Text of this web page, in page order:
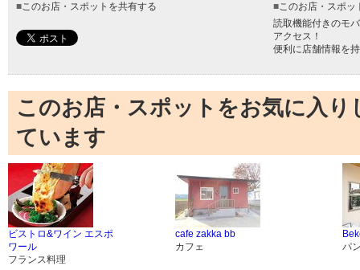
■このお店・スポットを共有する ■このお店・スポッ
読取機能付きのモ
アクセス！
便利に店舗情報を
このお店・スポットをお気に入
ています
ビストロ&ワイン エスポ
ワール
フランス料理
cafe zakka bb
カフェ
パ